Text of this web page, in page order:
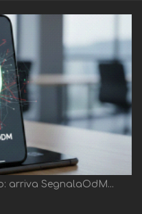
arriva SegnalaOdM...